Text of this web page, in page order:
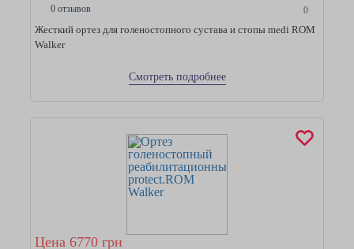
0 отзывов 0
Жесткий ортез для голеностопного сустава и стопы medi ROM
Walker
Смотреть подробнее
Цена 6770 грн